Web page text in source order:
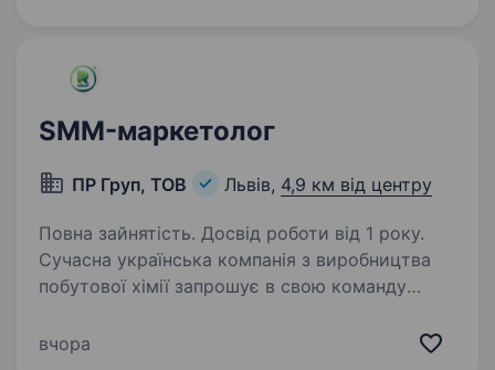
SMM-маркетолог
ПР Груп, ТОВ Львів, 4,9 км від центру
Повна зайнятість. Досвід роботи від 1 року.
Сучасна українська компанія з виробництва
побутової хімії запрошує в свою команду
роботи SMM-менеджером або маркетологом
вчора